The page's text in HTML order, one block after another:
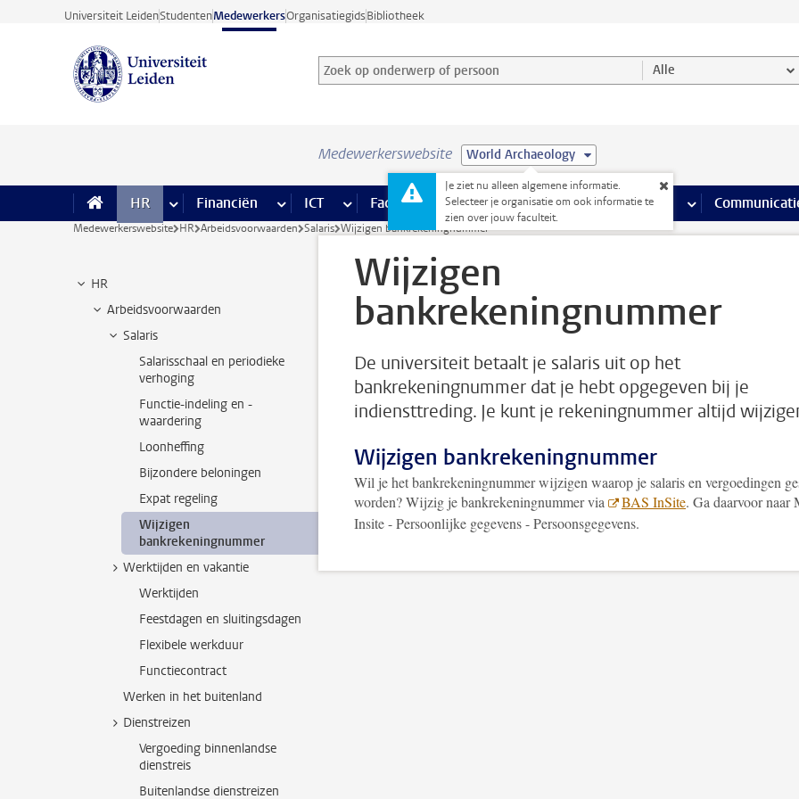
Ga direct naar de inhoud
Universiteit LeidenStudentenMedewerkersOrganisatiegidsBibliotheek
Zoek op onderwerp of persoon en selecteer categorie
Zoekterm Alle
Medewerkerswebsite World Archaeology
Je ziet nu alleen algemene informatie.
Selecteer je organisatie om ook informatie te
zien over jouw faculteit.
HR meer HR pagina’s
Financiën meer Financiën pagina’s
ICT meer ICT pagina’s
Faciliteiten meer Faciliteiten pagina’s
Onderwijs meer Onderwijs pagina’s
Onderzoek meer Onderzoek
Medewerkerswebsite HR Arbeidsvoorwaarden Salaris Wijzigen bankrekeningnummer
HR
Arbeidsvoorwaarden
Salaris
Salarisschaal en periodieke
verhoging
Functie-indeling en -
waardering
Loonheffing
Bijzondere beloningen
Expat regeling
Wijzigen
bankrekeningnummer
Werktijden en vakantie
Werktijden
Feestdagen en sluitingsdagen
Flexibele werkduur
Functiecontract
Werken in het buitenland
Dienstreizen
Vergoeding binnenlandse
dienstreis
Buitenlandse dienstreizen
Wijzigen
bankrekeningnummer
De universiteit betaalt je salaris uit op het
bankrekeningnummer dat je hebt opgegeven bij je
indiensttreding. Je kunt je rekeningnummer altijd
Wijzigen bankrekeningnummer
Wil je het bankrekeningnummer wijzigen waarop je salaris en vergoedingen
worden? Wijzig je bankrekeningnummer via
BAS InSite. Ga daarvoor naar
Insite - Persoonlijke gegevens - Persoonsgegevens.